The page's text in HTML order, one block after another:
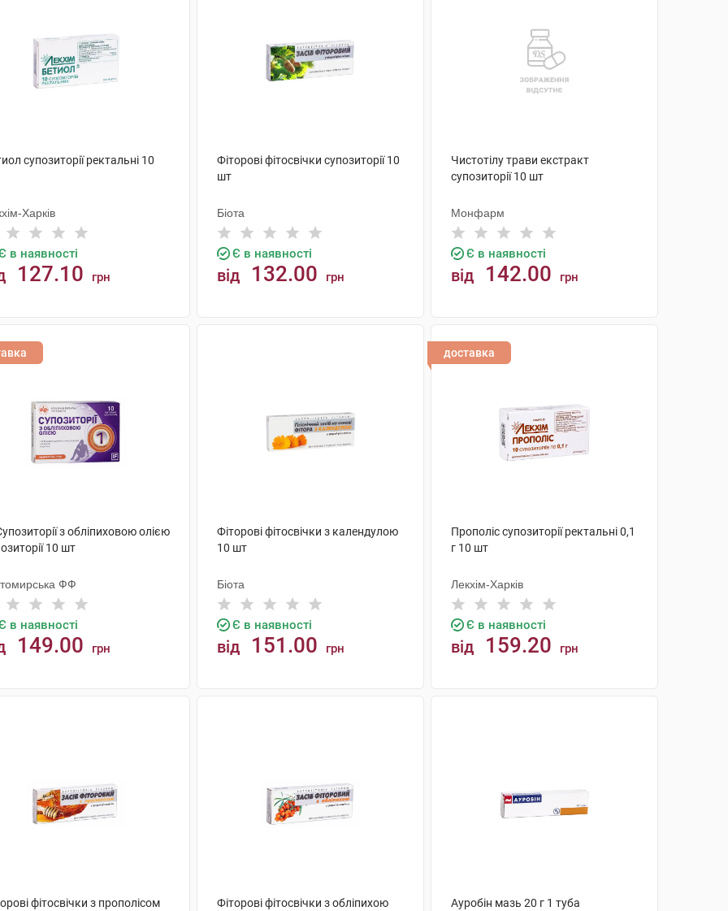
супозиторії ректальні 10
Харків
в наявності
127.10 грн
Фіторові фітосвічки супозиторії 10
шт
Біота
Є в наявності
від 132.00 грн
Чистотілу трави екстракт
супозиторії 10 шт
Монфарм
Є в наявності
від 142.00 грн
з обліпиховою олією
10 шт
ФФ
в наявності
149.00 грн
Фіторові фітосвічки з календулою
10 шт
Біота
Є в наявності
від 151.00 грн
доставка
Прополіс супозиторії ректальні 0,1
г 10 шт
Лекхім-Харків
Є в наявності
від 159.20 грн
фітосвічки з прополісом
Фіторові фітосвічки з обліпихою
Ауробін мазь 20 г 1 туба